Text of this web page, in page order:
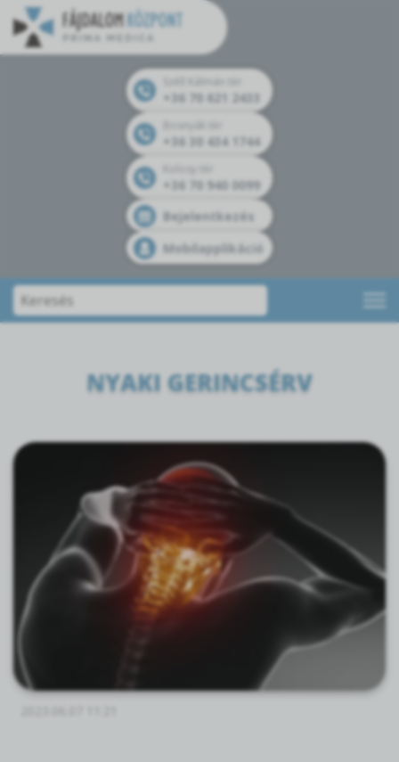
+36 70 621 2433
+36 30 434 1744
+36 70 940 0099
Bejelentkezés
Mobilapplikáció
NYAKI GERINCSÉRV